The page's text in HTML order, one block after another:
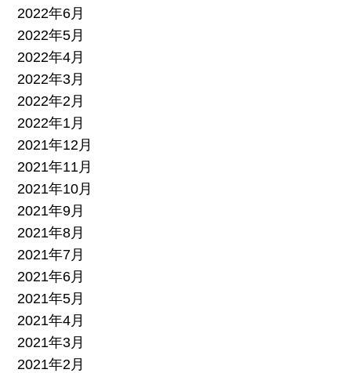
2022年6月
2022年5月
2022年4月
2022年3月
2022年2月
2022年1月
2021年12月
2021年11月
2021年10月
2021年9月
2021年8月
2021年7月
2021年6月
2021年5月
2021年4月
2021年3月
2021年2月